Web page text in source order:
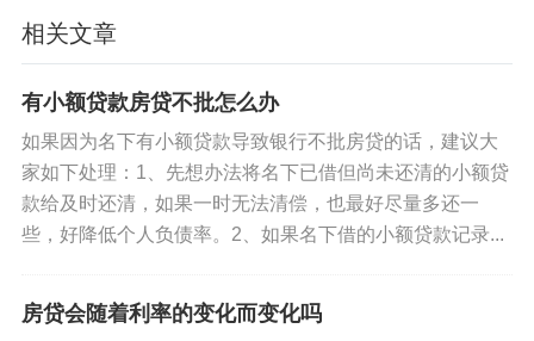
相关文章
有小额贷款房贷不批怎么办
如果因为名下有小额贷款导致银行不批房贷的话，建议大
家如下处理：1、先想办法将名下已借但尚未还清的小额贷
款给及时还清，如果一时无法清偿，也最好尽量多还一
些，好降低个人负债率。2、如果名下借的小额贷款记录...
房贷会随着利率的变化而变化吗